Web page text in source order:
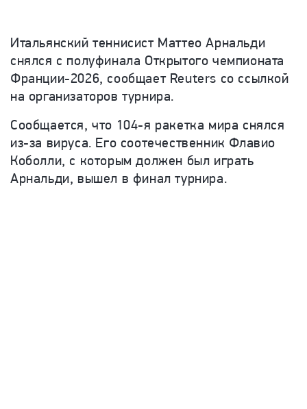
Итальянский теннисист Маттео Арнальди
снялся с полуфинала Открытого чемпионата
Франции-2026, сообщает Reuters со ссылкой
на организаторов турнира.
Сообщается, что 104-я ракетка мира снялся
из-за вируса. Его соотечественник Флавио
Коболли, с которым должен был играть
Арнальди, вышел в финал турнира.